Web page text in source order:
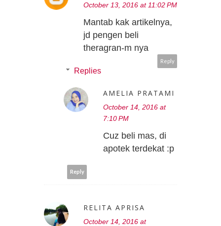
October 13, 2016 at 11:02 PM
Mantab kak artikelnya,
jd pengen beli
theragran-m nya
Reply
Replies
AMELIA PRATAMI
October 14, 2016 at
7:10 PM
Cuz beli mas, di
apotek terdekat :p
Reply
RELITA APRISA
October 14, 2016 at